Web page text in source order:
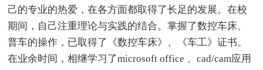
己的专业的热爱，在各方面都取得了长足的发展。在校
期间，自己注重理论与实践的结合。掌握了数控车床、
普车的操作，已取得了《数控车床》、《车工》证书。
在业余时间，相继学习了microsoft office 、cad/cam应用